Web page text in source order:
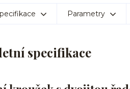
Parametry
specifikace